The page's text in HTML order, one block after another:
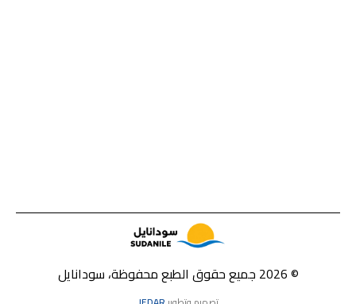
© 2026 جميع حقوق الطبع محفوظة، سودانايل